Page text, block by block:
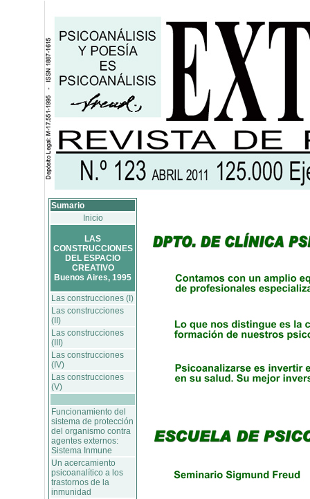
Sumario
Inicio
LAS
CONSTRUCCIONES
DEL ESPACIO
CREATIVO
Buenos Aires, 1995
Las construcciones (I)
Las construcciones
(II)
Las construcciones
(III)
Las construcciones
(IV)
Las construcciones
(V)
Funcionamiento del
sistema de protección
del organismo contra
agentes externos:
Sistema Inmune
Un acercamiento
psicoanalítico a los
trastornos de la
inmunidad